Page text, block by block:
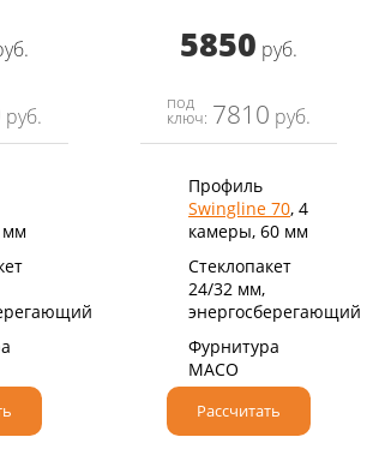
руб.
мм
5850 руб.
под
ключ: 7810 руб.
Профиль
Swingline 70, 4
камеры, 60 мм
Стеклопакет
24/32 мм,
энергосберегающий
Фурнитура
MACO
Рассчитать